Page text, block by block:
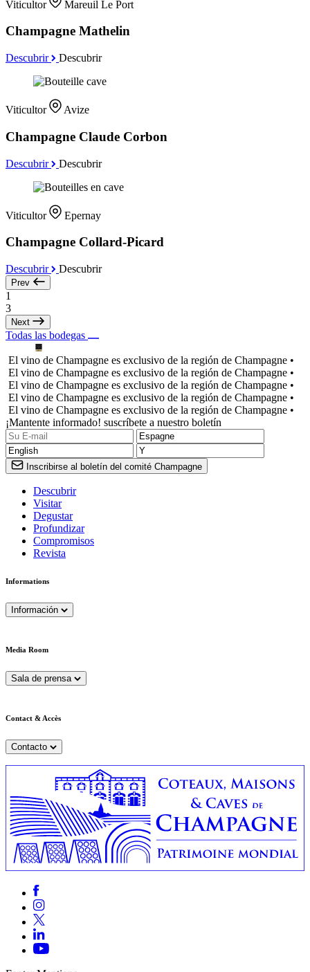
Viticultor Mareuil Le Port
Champagne Mathelin
Descubrir Descubrir
Viticultor Avize
Champagne Claude Corbon
Descubrir Descubrir
Viticultor Epernay
Champagne Collard-Picard
Descubrir Descubrir
Prev
1
3
Next
Todas las bodegas
El vino de Champagne es exclusivo de la región de Champagne •
El vino de Champagne es exclusivo de la región de Champagne •
El vino de Champagne es exclusivo de la región de Champagne •
El vino de Champagne es exclusivo de la región de Champagne •
El vino de Champagne es exclusivo de la región de Champagne •
¡Mantente informado! suscríbete a nuestro boletín
Inscribirse al boletín del comité Champagne
Descubrir
Visitar
Degustar
Profundizar
Compromisos
Revista
Informations
Información
Media Room
Sala de prensa
Contact & Accès
Contacto